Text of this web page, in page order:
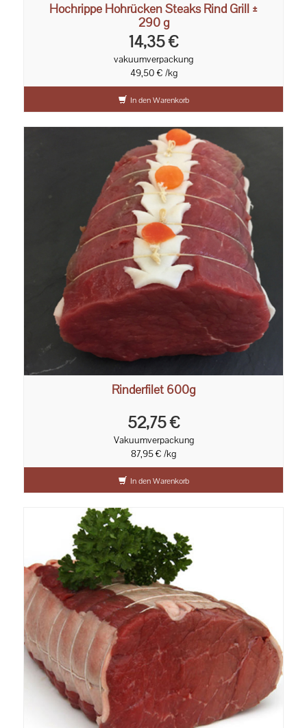
Hochrippe Hohrücken Steaks Rind Grill ±
290 g
14,35 €
vakuumverpackung
49,50 € /kg
In den Warenkorb
Rinderfilet 600g
52,75 €
Vakuumverpackung
87,95 € /kg
In den Warenkorb